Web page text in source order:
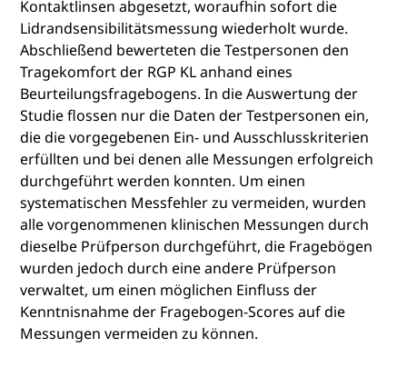
Kontaktlinsen abgesetzt, woraufhin sofort die
Lidrandsensibilitätsmessung wiederholt wurde.
Abschließend bewerteten die Testpersonen den
Tragekomfort der RGP KL anhand eines
Beurteilungsfragebogens. In die Auswertung der
Studie flossen nur die Daten der Testpersonen ein,
die die vorgegebenen Ein- und Ausschlusskriterien
erfüllten und bei denen alle Messungen erfolgreich
durchgeführt werden konnten. Um einen
systematischen Messfehler zu vermeiden, wurden
alle vorgenommenen klinischen Messungen durch
dieselbe Prüfperson durchgeführt, die Fragebögen
wurden jedoch durch eine andere Prüfperson
verwaltet, um einen möglichen Einfluss der
Kenntnisnahme der Fragebogen-Scores auf die
Messungen vermeiden zu können.